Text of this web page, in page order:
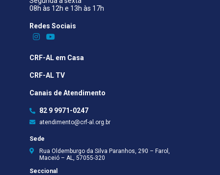
08h às 12h e 13h às 17h
Redes Sociais​
CRF-AL em Casa
CRF-AL TV
Canais de Atendimento
82 9 9971-0247
atendimento@crf-al.org.br
Sede
Rua Oldemburgo da Silva Paranhos, 290 – Farol,
Maceió – AL, 57055-320
Seccional